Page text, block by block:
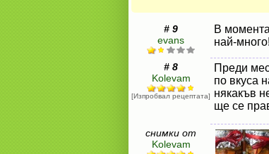
# 9
evans
В
най-много!
# 8
Kolevam
[Изпробвал рецептата]
Преди
по вкуса
някакъв
ще се
снимки от
Kolevam